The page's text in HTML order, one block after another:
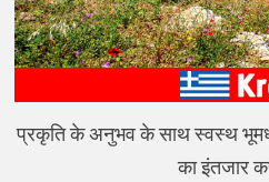
प्रकृति के अनुभव के साथ स्वस्थ
का इंतजार